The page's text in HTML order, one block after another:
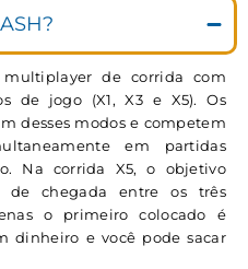
de corrida com
de jogo (X1, X3 e X5). Os
desses modos e competem
em partidas
Na corrida X5, o objetivo
chegada entre os três
o primeiro colocado é
dinheiro e você pode sacar